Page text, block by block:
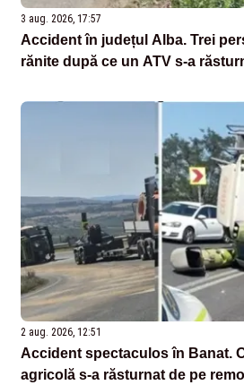
3 aug. 2026, 17:57
Accident în județul Alba. Trei
rănite după ce un ATV s-a
2 aug. 2026, 12:51
Accident spectaculos în Banat.
agricolă s-a răsturnat de pe